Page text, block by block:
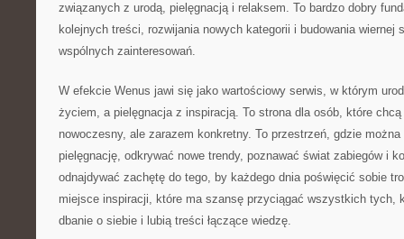
związanych z urodą, pielęgnacją i relaksem. To bardzo dobry
kolejnych treści, rozwijania nowych kategorii i budowania wiernej
wspólnych zainteresowań.
W efekcie Wenus jawi się jako wartościowy serwis, w którym
życiem, a pielęgnacja z inspiracją. To strona dla osób, które
nowoczesny, ale zarazem konkretny. To przestrzeń, gdzie
pielęgnację, odkrywać nowe trendy, poznawać świat zabiegów i
odnajdywać zachętę do tego, by każdego dnia poświęcić sobie
miejsce inspiracji, które ma szansę przyciągać wszystkich tych,
dbanie o siebie i lubią treści łączące wiedzę.